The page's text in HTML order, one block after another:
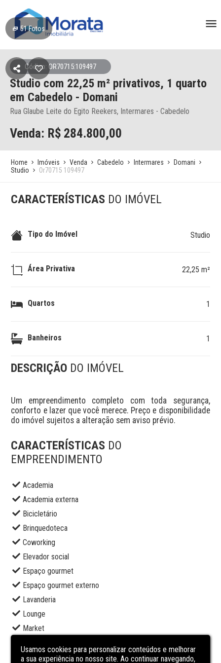
51Fotos
Código: OR70715:109497
Studio com 22,25 m² privativos, 1 quarto
em Cabedelo - Domani
Rua Glaube Leite do Egito Reekers, Intermares - Cabedelo
Venda: R$ 284.800,00
Home Imóveis Venda Cabedelo Intermares
Domani
Studio
Or70715 109497
CARACTERÍSTICAS DO IMÓVEL
Tipo do Imóvel Studio
Área Privativa 22,25 m²
Quartos 1
Banheiros 1
DESCRIÇÃO DO IMÓVEL
Um empreendimento completo com toda segurança,
conforto e lazer que você merece. Preço e disponibilidade
do imóvel sujeitos a alteração sem aviso prévio.
CARACTERÍSTICAS DO
EMPREENDIMENTO
Academia
Academia externa
Bicicletário
Brinquedoteca
Coworking
Elevador social
Espaço gourmet
Espaço gourmet externo
Lavanderia
Lounge
Market
Piscina adulto
Usamos cookies para personalizar conteúdos e melhorar
a sua experiência no nosso site. Ao continuar navegando,